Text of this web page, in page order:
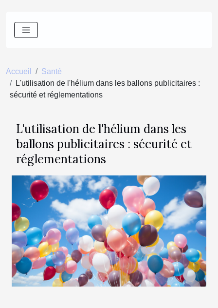
Accueil
Santé
L'utilisation de l'hélium dans les ballons publicitaires :
sécurité et réglementations
L'utilisation de l'hélium dans les
ballons publicitaires : sécurité et
réglementations